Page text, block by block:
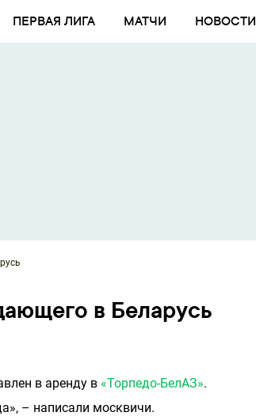
ПЕРВАЯ ЛИГА МАТЧИ НОВОСТИ
в Беларусь
в аренду в «Торпедо-БелАЗ».
– написали москвичи.